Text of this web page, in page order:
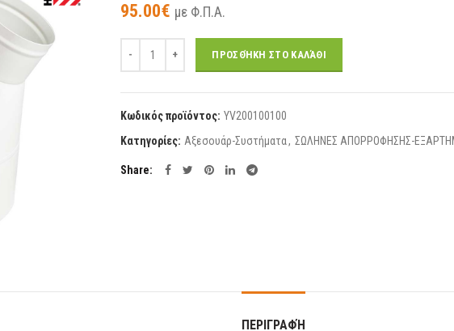
95.00€ με Φ.Π.Α.
ΠΡΟΣΘΉΚΗ ΣΤΟ ΚΑΛΆΘΙ
Κωδικός προϊόντος: YV200100100
Κατηγορίες: Αξεσουάρ-Συστήματα, ΣΩΛΗΝΕΣ ΑΠΟΡΡΟΦΗΣΗΣ-
Share
ΠΕΡΙΓΡΑΦΉ